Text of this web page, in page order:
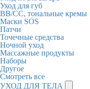
Уход для губ
BB/CC, тональные кремы
Маски SOS
Патчи
Точечные средства
Ночной уход
Массажные продукты
Наборы
Другое
Смотреть все
УХОД ДЛЯ ТЕЛА